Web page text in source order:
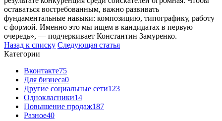
оставаться востребованным, важно развивать
фундаментальные навыки: композицию, типографику, работу
с формой. Именно это мы ищем в кандидатах в первую
очередь», — подчеркивает Константин Замуренко.
Назад к списку Следующая статья
Категории
Вконтакте75
Для бизнеса0
Другие социальные сети123
Однокласники14
Повышение продаж187
Разное40